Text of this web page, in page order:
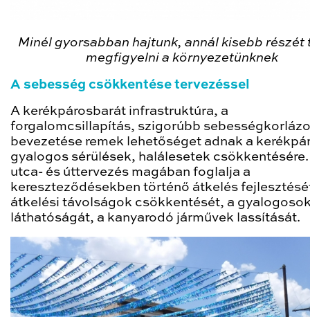
Minél gyorsabban hajtunk, annál kisebb részét
megfigyelni a környezetünknek
A sebesség csökkentése tervezéssel
A kerékpárosbarát infrastruktúra, a
forgalomcsillapítás, szigorúbb
bevezetése remek lehetőséget adnak a
gyalogos sérülések, halálesetek
utca- és úttervezés magában foglalja a
kereszteződésekben történő átkelés
átkelési távolságok csökkentését, a
láthatóságát, a kanyarodó járművek lassítását.